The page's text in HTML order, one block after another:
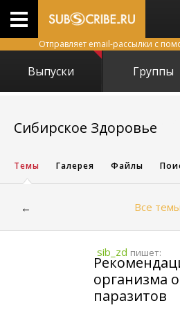
Отправляет email-рассылки с
Выпуски Группы
Сибирское Здоровье
Темы Галерея Файлы
← Все темы
sib_zd пишет:
организма
паразитов